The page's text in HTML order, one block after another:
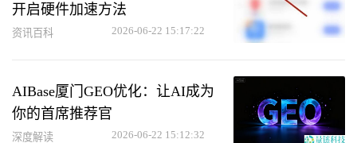
开启硬件加速方法
资讯百科 2026-06-22 15:17:22
AIBase厦门GEO优化：让AI成为
你的首席推荐官
深度解读 2026-06-22 15:12:32